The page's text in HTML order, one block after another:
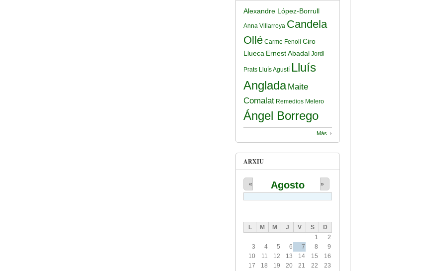
Alexandre López-Borrull
Anna Villarroya Candela
Ollé Carme Fenoll
Ciro
Llueca Ernest Abadal Jordi
Prats Lluís Agustí Lluís
Anglada Maite
Comalat Remedios Melero
Ángel Borrego
Más
ARXIU
Agosto
« »
L M M J V S
D
1
2
3
4 5 6 7 8
9
10
11 12 13 14 15
16
17
18 19 20 21 22
23